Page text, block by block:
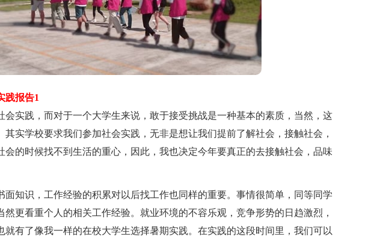
践报告1
实践，而对于一个大学生来说，敢于接受挑战是一种基本的素质，当然，这
其实学校要求我们参加社会实践，无非是想让我们提前了解社会，接触社会，
会的时候找不到生活的重心，因此，我也决定今年要真正的去接触社会，品味
知识，工作经验的积累对以后找工作也同样的重要。事情很简单，同等同学
然更看重个人的相关工作经验。就业环境的不容乐观，竞争形势的日趋激烈，
就有了像我一样的在校大学生选择暑期实践。在实践的这段时间里，我们可以